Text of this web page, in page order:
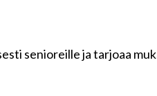
senioreille ja tarjoaa